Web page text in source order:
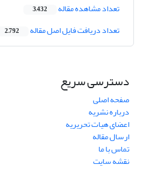
تعداد مشاهده مقاله 3,432
تعداد دریافت فایل اصل مقاله 2,792
دسترسی سریع
صفحه اصلی
درباره نشریه
اعضای هیات تحریریه
ارسال مقاله
تماس با ما
نقشه سایت